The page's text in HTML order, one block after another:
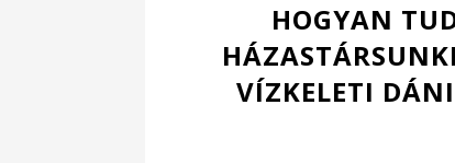
HOGYAN
VÍZKELETI